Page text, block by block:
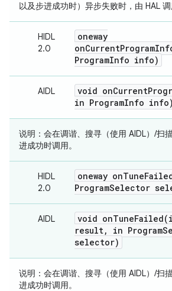
以及步进成功时）异步失败时，由 HAL 调
HIDL
2.0
oneway
ProgramInfo info)
AIDL void
in ProgramInfo info)
说明： 会在调谐、搜寻（使用 AIDL）/扫
进成功时调用。
HIDL
2.0
oneway
ProgramSelector
AIDL void onTuneFailed(
result, in Program
selector)
说明： 会在调谐、搜寻（使用 AIDL）/扫
进成功时调用。